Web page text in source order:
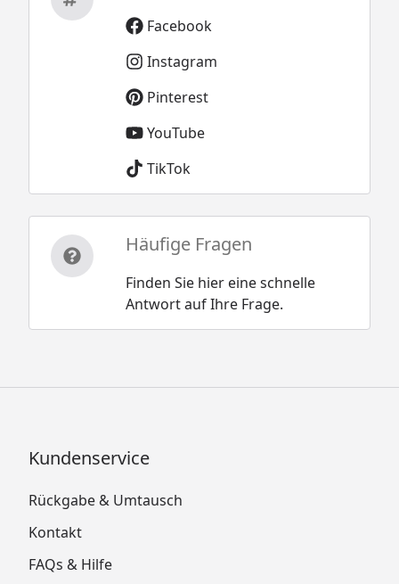
Facebook
Instagram
Pinterest
YouTube
TikTok
Häufige Fragen
Finden Sie hier eine schnelle
Antwort auf Ihre Frage.
Kundenservice
Rückgabe & Umtausch
Kontakt
FAQs & Hilfe